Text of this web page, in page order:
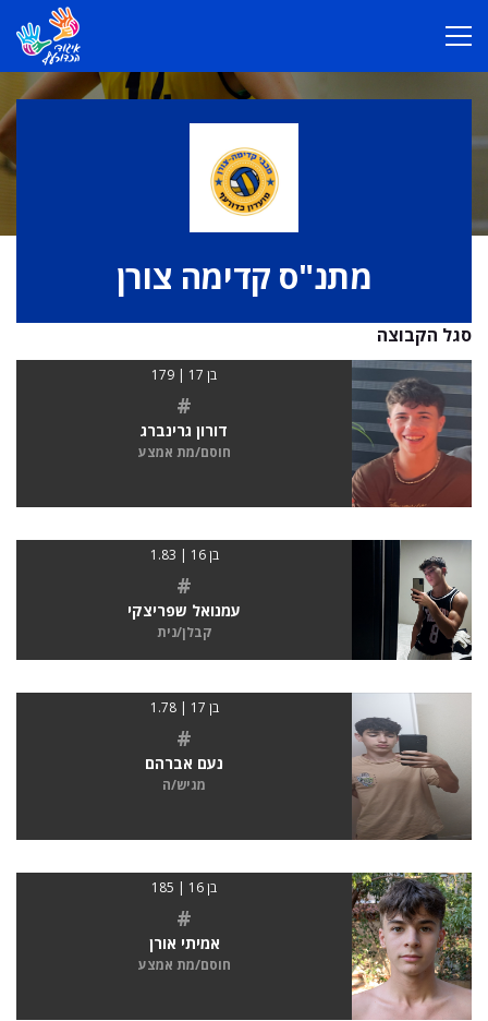
מתנ"ס קדימה צורן
סגל הקבוצה
בן 17 | 179
#
דורון גרינברג
חוסם/מת אמצע
בן 16 | 1.83
#
עמנואל שפריצקי
קבלן/נית
בן 17 | 1.78
#
נעם אברהם
מגיש/ה
בן 16 | 185
#
אמיתי אורן
חוסם/מת אמצע